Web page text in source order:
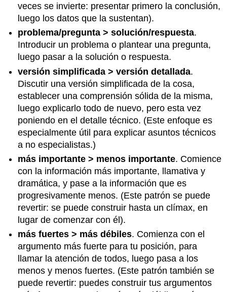
veces se invierte: presentar primero la conclusión,
luego los datos que la sustentan).
problema/pregunta > solución/respuesta.
Introducir un problema o plantear una pregunta,
luego pasar a la solución o respuesta.
versión simplificada > versión detallada.
Discutir una versión simplificada de la cosa,
establecer una comprensión sólida de la misma,
luego explicarlo todo de nuevo, pero esta vez
poniendo en el detalle técnico. (Este enfoque es
especialmente útil para explicar asuntos técnicos
a no especialistas.)
más importante > menos importante. Comience
con la información más importante, llamativa y
dramática, y pase a la información que es
progresivamente menos. (Este patrón se puede
revertir: se puede construir hasta un clímax, en
lugar de comenzar con él).
más fuertes > más débiles. Comienza con el
argumento más fuerte para tu posición, para
llamar la atención de todos, luego pasa a los
menos y menos fuertes. (Este patrón también se
puede revertir: puedes construir tus argumentos